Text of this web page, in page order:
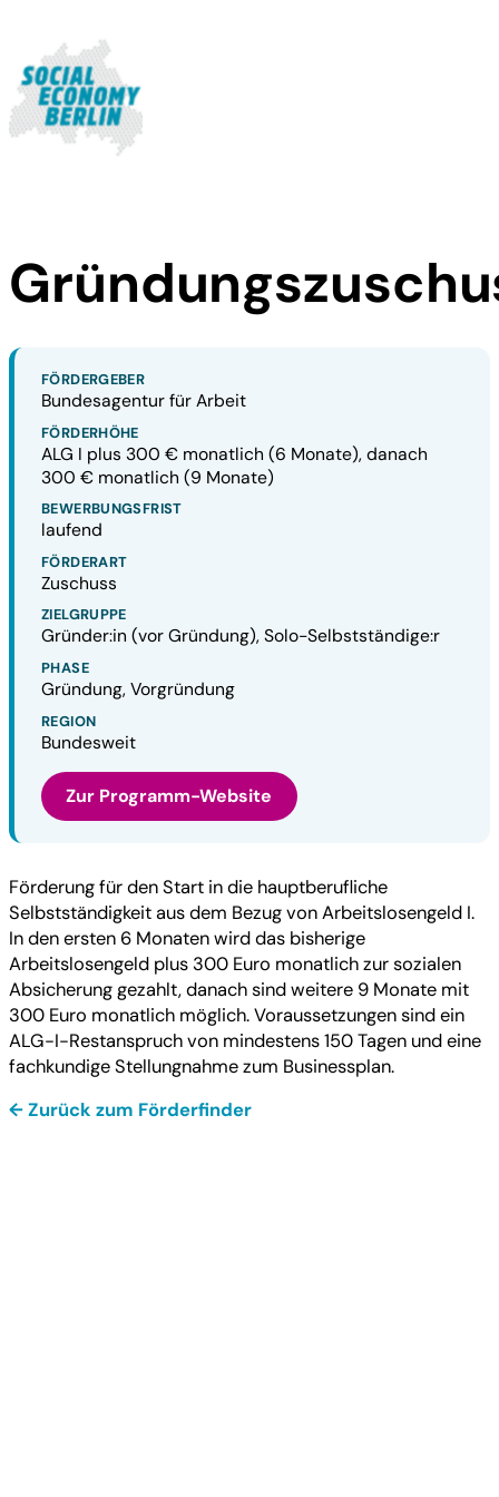
FÖRDERGEBER
Bundesagentur für Arbeit
FÖRDERHÖHE
ALG I plus 300 € monatlich (6 Monate), danach
300 € monatlich (9 Monate)
BEWERBUNGSFRIST
laufend
FÖRDERART
Zuschuss
ZIELGRUPPE
Gründer:in (vor Gründung), Solo-Selbstständige:r
PHASE
Gründung, Vorgründung
REGION
Bundesweit
Zur Programm-Website
Förderung für den Start in die hauptberufliche
Selbstständigkeit aus dem Bezug von Arbeitslosengeld I.
In den ersten 6 Monaten wird das bisherige
Arbeitslosengeld plus 300 Euro monatlich zur sozialen
Absicherung gezahlt, danach sind weitere 9 Monate mit
300 Euro monatlich möglich. Voraussetzungen sind ein
ALG-I-Restanspruch von mindestens 150 Tagen und eine
fachkundige Stellungnahme zum Businessplan.
← Zurück zum Förderfinder